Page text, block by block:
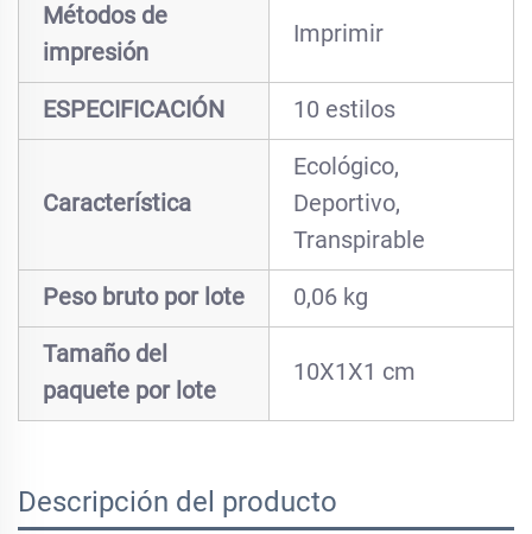
Métodos de
impresión
Imprimir
ESPECIFICACIÓN 10 estilos
Característica
Ecológico,
Deportivo,
Transpirable
Peso bruto por lote
0,06 kg
Tamaño del
paquete por lote
10X1X1 cm
Descripción del producto